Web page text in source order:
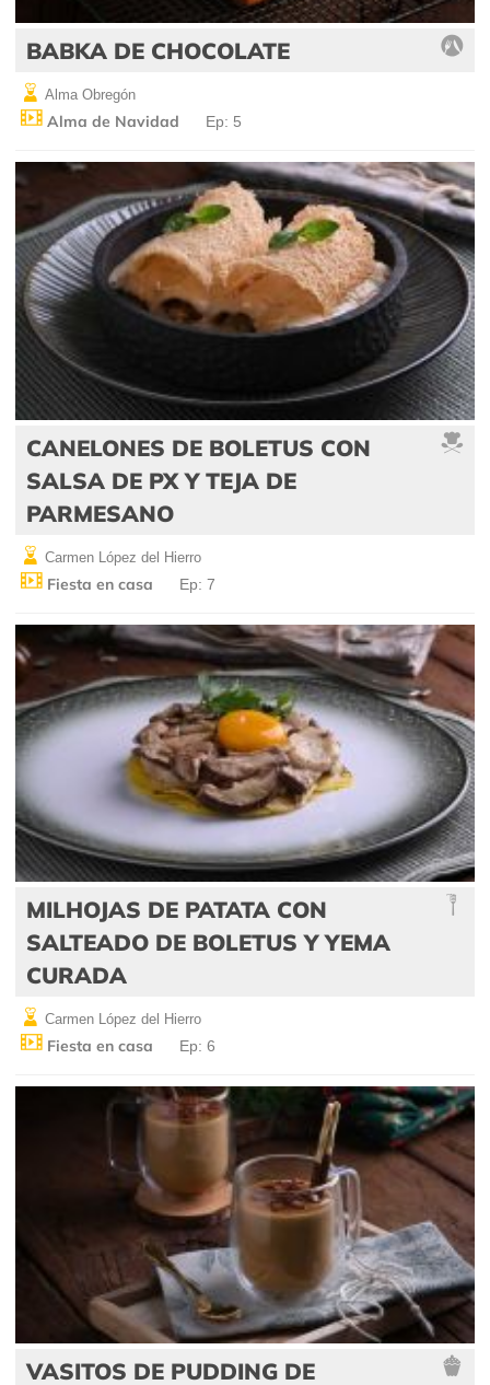
BABKA DE CHOCOLATE
Alma Obregón
Alma de Navidad Ep: 5
CANELONES DE BOLETUS CON
SALSA DE PX Y TEJA DE
PARMESANO
Carmen López del Hierro
Fiesta en casa Ep: 7
MILHOJAS DE PATATA CON
SALTEADO DE BOLETUS Y YEMA
CURADA
Carmen López del Hierro
Fiesta en casa Ep: 6
VASITOS DE PUDDING DE